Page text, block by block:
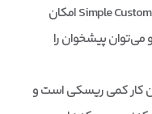
پس با کمک افزونه‌هایی مانند Simple Custom CSS امکان
پیشخوان را
کار کمی ریسکی است و